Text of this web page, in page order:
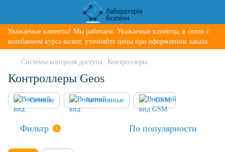
Уважаемые клиенты! Мы работаем. Уважаемые клиенты, в связи с
колебанием курса валют, уточняйте цены при оформлении заказа.
Системы контроля доступа Контроллеры
Контроллеры Geos
Сетевые Автономные GSM
Фильтр 1 По популярности